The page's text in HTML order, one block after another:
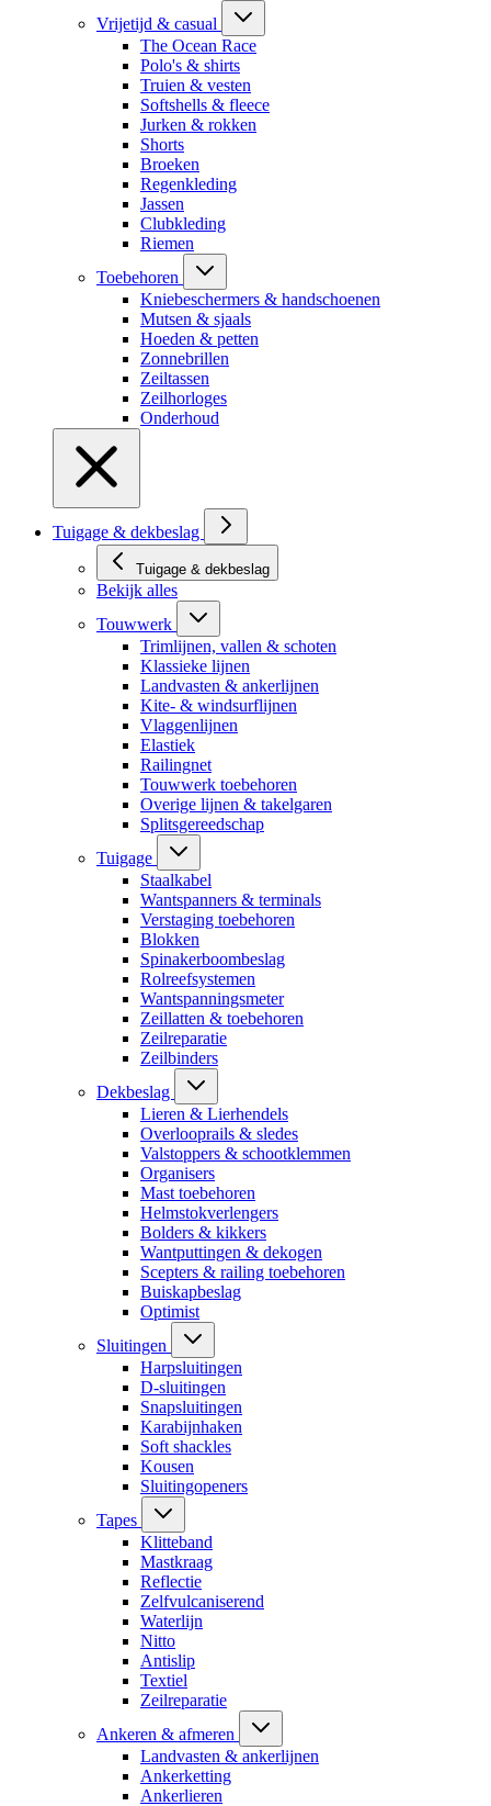
Vrijetijd & casual
The Ocean Race
Polo's & shirts
Truien & vesten
Softshells & fleece
Jurken & rokken
Shorts
Broeken
Regenkleding
Jassen
Clubkleding
Riemen
Toebehoren
Kniebeschermers & handschoenen
Mutsen & sjaals
Hoeden & petten
Zonnebrillen
Zeiltassen
Zeilhorloges
Onderhoud
Tuigage & dekbeslag
Tuigage & dekbeslag
Bekijk alles
Touwwerk
Trimlijnen, vallen & schoten
Klassieke lijnen
Landvasten & ankerlijnen
Kite- & windsurflijnen
Vlaggenlijnen
Elastiek
Railingnet
Touwwerk toebehoren
Overige lijnen & takelgaren
Splitsgereedschap
Tuigage
Staalkabel
Wantspanners & terminals
Verstaging toebehoren
Blokken
Spinakerboombeslag
Rolreefsystemen
Wantspanningsmeter
Zeillatten & toebehoren
Zeilreparatie
Zeilbinders
Dekbeslag
Lieren & Lierhendels
Overlooprails & sledes
Valstoppers & schootklemmen
Organisers
Mast toebehoren
Helmstokverlengers
Bolders & kikkers
Wantputtingen & dekogen
Scepters & railing toebehoren
Buiskapbeslag
Optimist
Sluitingen
Harpsluitingen
D-sluitingen
Snapsluitingen
Karabijnhaken
Soft shackles
Kousen
Sluitingopeners
Tapes
Klitteband
Mastkraag
Reflectie
Zelfvulcaniserend
Waterlijn
Nitto
Antislip
Textiel
Zeilreparatie
Ankeren & afmeren
Landvasten & ankerlijnen
Ankerketting
Ankerlieren